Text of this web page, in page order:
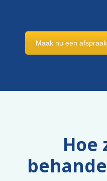
Maak nu een afspraak
Hoe